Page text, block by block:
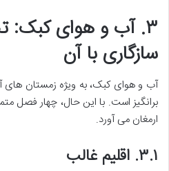
۳. آب و هوای کبک:
سازگاری با آن
آب و هوای کبک، به ویژه زمستان های
برانگیز است. با این حال، چهار فصل
ارمغان می آورد.
۳.۱. اقلیم غالب